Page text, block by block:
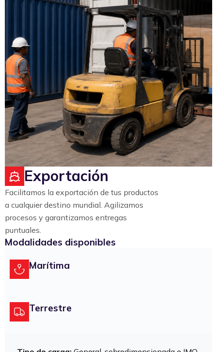
Exportación
Facilitamos la exportación de tus productos
a cualquier destino mundial. Agilizamos
procesos y garantizamos entregas
puntuales.
Modalidades disponibles
Marítima
Terrestre